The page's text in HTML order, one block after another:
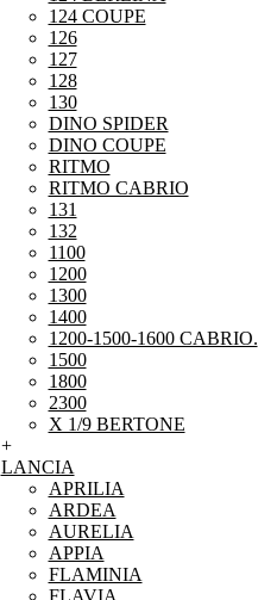
124 COUPE
126
127
128
130
DINO SPIDER
DINO COUPE
RITMO
RITMO CABRIO
131
132
1100
1200
1300
1400
1200-1500-1600 CABRIO.
1500
1800
2300
X 1/9 BERTONE
+
LANCIA
APRILIA
ARDEA
AURELIA
APPIA
FLAMINIA
FLAVIA